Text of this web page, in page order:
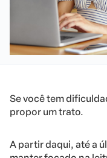
Se você tem
propor um trato.
A partir daqui, até a